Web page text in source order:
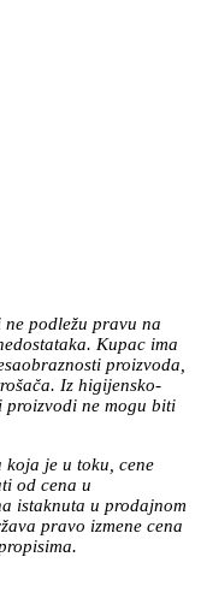
podležu pravu na
Kupac ima
proizvoda,
Iz higijensko-
proizvodi ne mogu biti
koja je u toku, cene
od cena u
istaknuta u prodajnom
pravo izmene cena